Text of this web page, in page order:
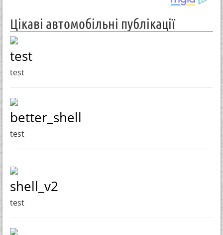
Цікаві автомобільні публікації
test
test
better_shell
test
shell_v2
test